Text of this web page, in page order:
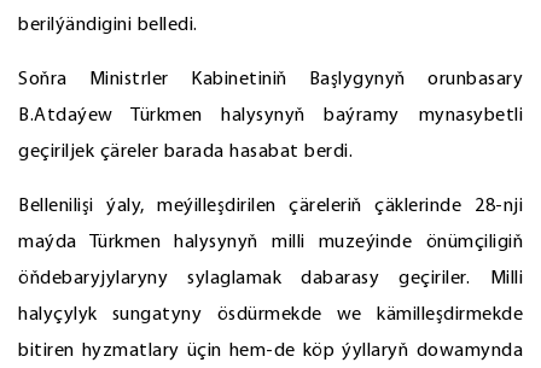
berilýändigini belledi.
Soňra Ministrler Kabinetiniň Başlygynyň orunbasary
B.Atdaýew Türkmen halysynyň baýramy mynasybetli
geçiriljek çäreler barada hasabat berdi.
Bellenilişi ýaly, meýilleşdirilen çäreleriň çäklerinde 28-nji
maýda Türkmen halysynyň milli muzeýinde önümçiligiň
öňdebaryjylaryny sylaglamak dabarasy geçiriler. Milli
halyçylyk sungatyny ösdürmekde we kämilleşdirmekde
bitiren hyzmatlary üçin hem-de köp ýyllaryň dowamynda